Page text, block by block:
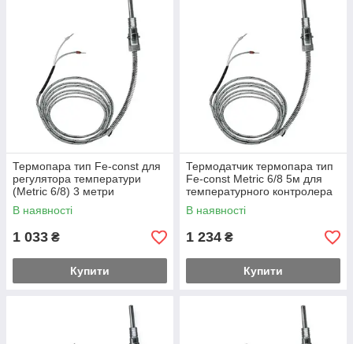
Термопара тип Fe-const для
регулятора температури
(Metric 6/8) 3 метри
В наявності
1 033 ₴
Купити
Термодатчик термопара тип
Fe-const Metric 6/8 5м для
температурного контролера
типу DT
В наявності
1 234 ₴
Купити